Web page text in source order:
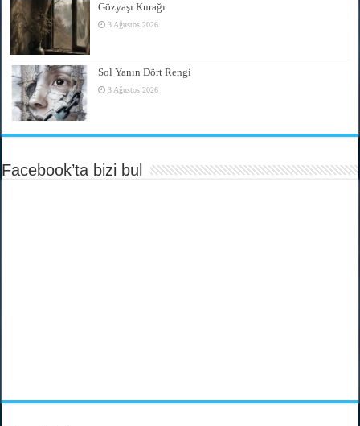
Gözyaşı Kurağı
3 Ağustos 2026
Sol Yanın Dört Rengi
3 Ağustos 2026
Facebook’ta bizi bul